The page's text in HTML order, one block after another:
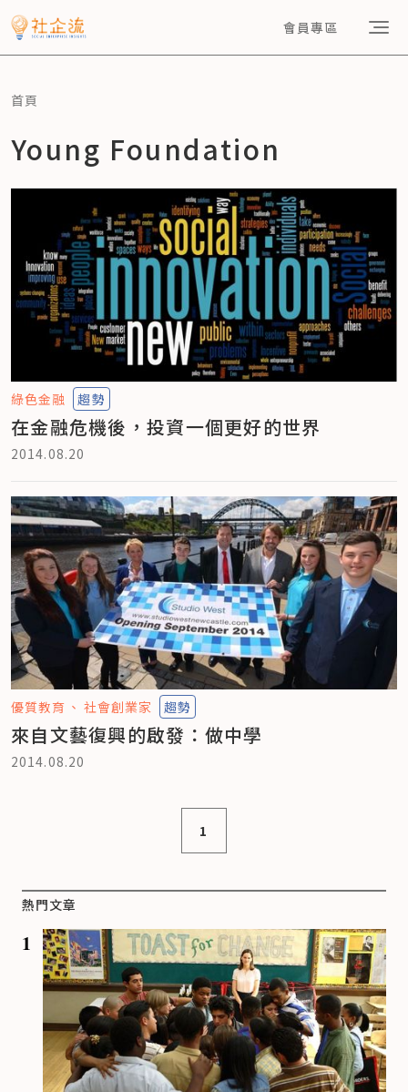
會員專區
首頁
Young Foundation
綠色金融 趨勢
在金融危機後，投資一個更好的世界
2014.08.20
優質教育 社會創業家 趨勢
來自文藝復興的啟發：做中學
2014.08.20
1
熱門文章
1